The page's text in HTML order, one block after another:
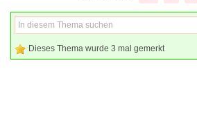
Dieses Thema wurde 3 mal gemerkt